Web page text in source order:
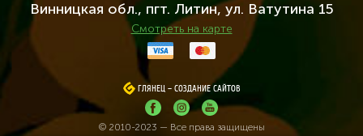
Винницкая обл., пгт. Литин, ул. Ватутина 15
Смотреть на карте
© 2010-2023 — Все права защищены
ГЛЯНЕЦ– СОЗДАНИЕ САЙТОВ
ГЛЯНЕЦ– СОЗДАНИЕ САЙТОВ